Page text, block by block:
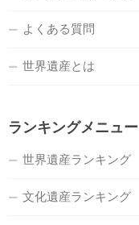
よくある質問
世界遺産とは
ランキングメニュー
世界遺産ランキング
文化遺産ランキング